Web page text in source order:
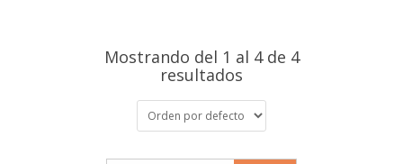
Mostrando del 1 al 4 de 4
resultados